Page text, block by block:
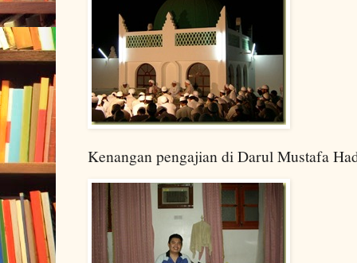
Kenangan pengajian di Darul Mustafa